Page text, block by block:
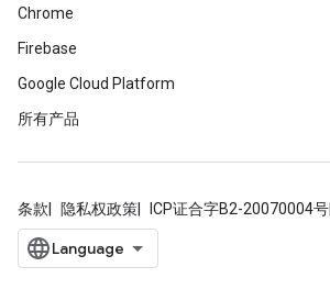
Chrome
Firebase
Google Cloud Platform
所有产品
条款 隐私权政策 ICP证合字B2-20070004号